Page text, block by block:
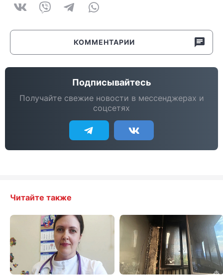
КОММЕНТАРИИ
Подписывайтесь
Получайте свежие новости в мессенджерах и
соцсетях
Читайте также